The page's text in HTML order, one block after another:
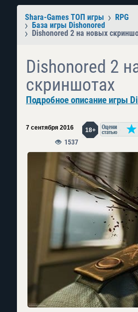
Shara-Games ТОП игры
RPG
База игры Dishonored
Dishonored 2 на новых
Dishonored 2
скриншотах
Подробное описание игры
7 сентября 2016 18+
1537